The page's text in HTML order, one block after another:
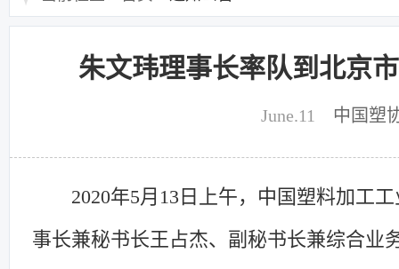
朱文玮理事长率队到北京
June.11 中国塑
2020年5月13日上午，中国塑料加工
事长兼秘书长王占杰、副秘书长兼综合业